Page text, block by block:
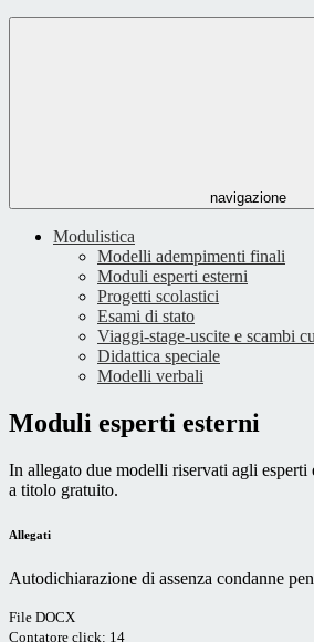
navigazione
Modulistica
Modelli adempimenti finali
Moduli esperti esterni
Progetti scolastici
Esami di stato
Viaggi-stage-uscite e scambi
Didattica speciale
Modelli verbali
Moduli esperti esterni
In allegato due modelli riservati agli esperti
a titolo gratuito.
Allegati
Autodichiarazione di assenza condanne
File DOCX
Contatore click: 14